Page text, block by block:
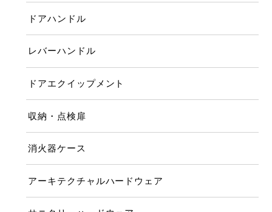
ドアハンドル
レバーハンドル
ドアエクイップメント
収納・点検扉
消火器ケース
アーキテクチャルハードウェア